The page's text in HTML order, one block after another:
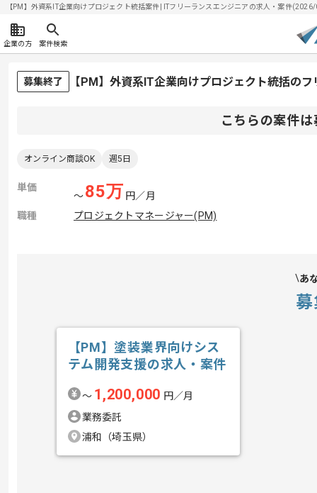
【PM】外資系IT企業向けプロジェクト統括案件| ITフリーランスエンジニアの求人・案件
企業の方 案件検索
募集終了 【PM】外資系IT企業向けプロジェクト統括の
こちらの案件
オンライン商談OK 週5日
単価
〜85万 円／月
職種
プロジェクトマネージャー(PM)
あ
【PM】塗装業界向けシス
テム開発支援の求人・案件
〜 1,200,000 円／月
業務委託
浦和（埼玉県）